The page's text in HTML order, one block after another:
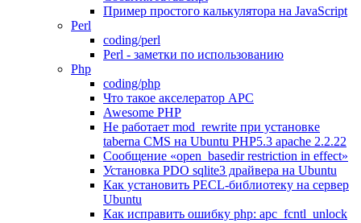
Пример простого калькулятора на JavaScript
Perl
coding/perl
Perl - заметки по использованию
Php
coding/php
Что такое акселератор APC
Awesome PHP
Не работает mod_rewrite при установке
taberna CMS на Ubuntu PHP5.3 apache 2.2.22
Сообщение «open_basedir restriction in effect»
Установка PDO sqlite3 драйвера на Ubuntu
Как установить PECL-библиотеку на сервер
Ubuntu
Как исправить ошибку php: apc_fcntl_unlock